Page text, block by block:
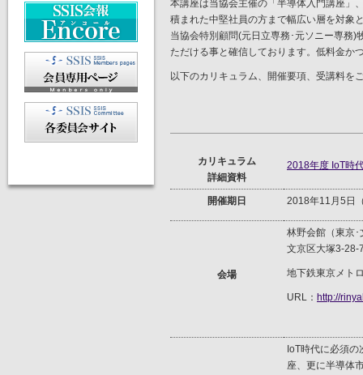
本講座は当協会主催の「半導体入門講座」
積まれた中堅社員の方まで幅広い層を対象
当協会特別顧問(元日立専務･元ソニー専務
ただける事と確信しております。低料金か
以下のカリキュラム、開催要項、受講料を
カリキュラム
詳細資料
2018年度 IoT時
開催期日 2018年11月5日
会場
林野会館（東京
文京区大塚3-28-
地下鉄東京メト
URL： http://
IoT時代に必須
座、更に半導体